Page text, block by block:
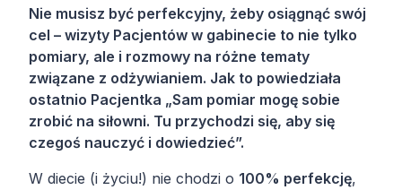
Nie musisz być perfekcyjny, żeby osiągnąć swój
cel – wizyty Pacjentów w gabinecie to nie tylko
pomiary, ale i rozmowy na różne tematy
związane z odżywianiem. Jak to powiedziała
ostatnio Pacjentka „Sam pomiar mogę sobie
zrobić na siłowni. Tu przychodzi się, aby się
czegoś nauczyć i dowiedzieć”.
W diecie (i życiu!) nie chodzi o 100% perfekcję,